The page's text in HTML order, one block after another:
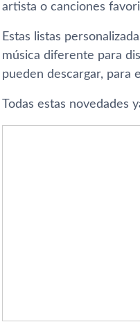
artista o canciones
Estas listas
música diferente para
pueden descargar, para
Todas estas novedades